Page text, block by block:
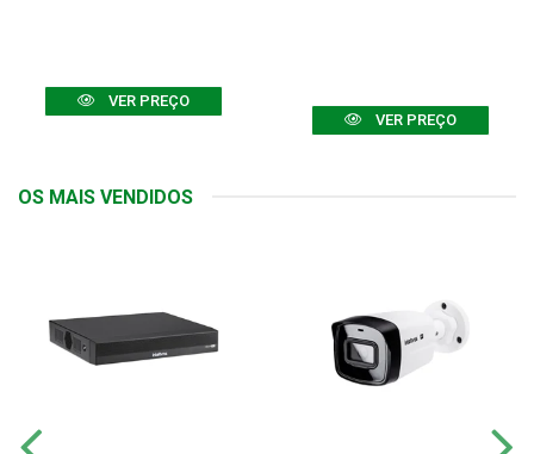
VER PREÇO
VER PREÇO
OS MAIS VENDIDOS